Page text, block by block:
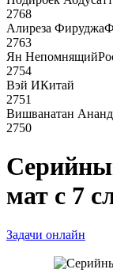
2768
Алиреза Фируджа
2763
Ян Непомнящий
2754
Вэй ИКитай
2751
Вишванатан Ананд
2750
мат с 7
Задачи онлайн